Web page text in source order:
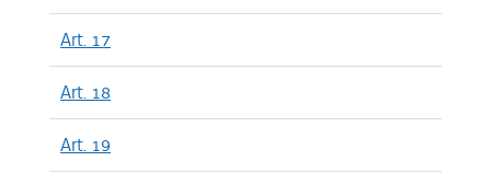
Art. 17
Art. 18
Art. 19